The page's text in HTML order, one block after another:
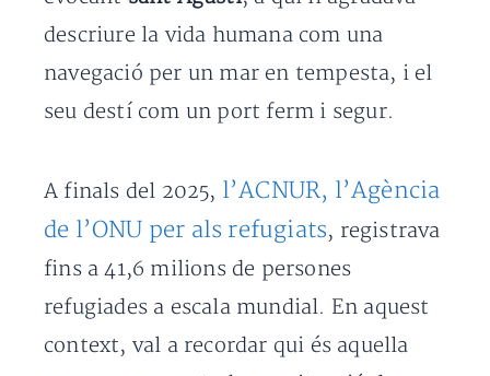
descriure la vida humana com una
navegació per un mar en tempesta, i el
seu destí com un port ferm i segur.
A finals del 2025, l’ACNUR, l’Agència
de l’ONU per als refugiats, registrava
fins a 41,6 milions de persones
refugiades a escala mundial. En aquest
context, val a recordar qui és aquella